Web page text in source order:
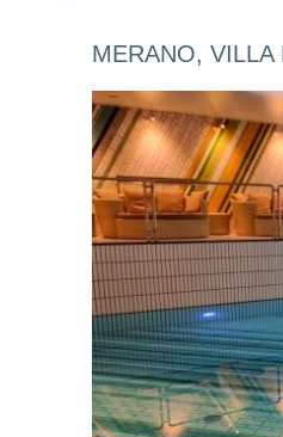
MERANO, VILLA